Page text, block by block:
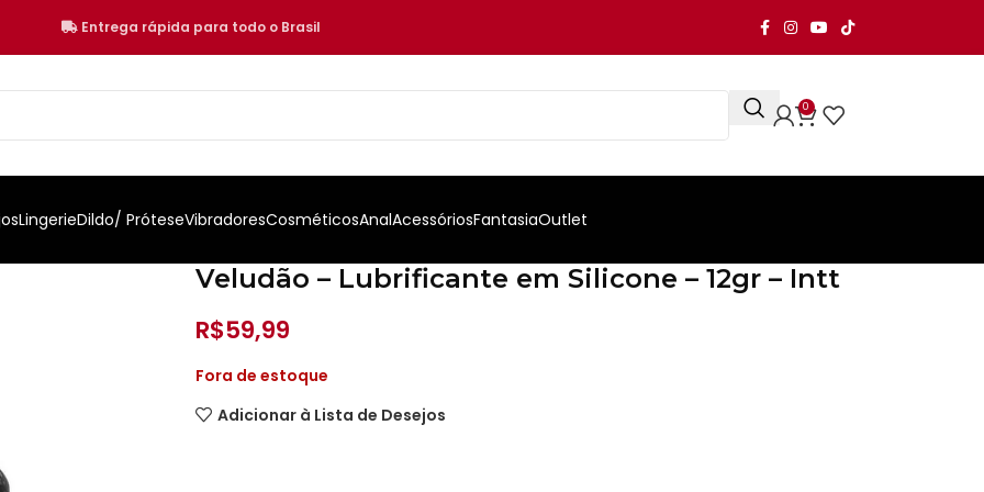
Entrega rápida para todo o Brasil
0
LingerieDildo/ PróteseVibradoresCosméticosAnalAcessóriosFantasiaOutlet
Veludão – Lubrificante em Silicone – 12gr – Intt
R$59,99
Fora de estoque
Adicionar à Lista de Desejos